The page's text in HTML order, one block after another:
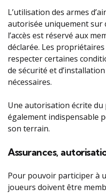
L’utilisation des armes
autorisée uniquement sur
l’accès est réservé aux
déclarée. Les
respecter certaines
de sécurité et
nécessaires.
Une autorisation écrite
également indispensable
son terrain.
Assurances,
Pour pouvoir participer à
joueurs doivent être